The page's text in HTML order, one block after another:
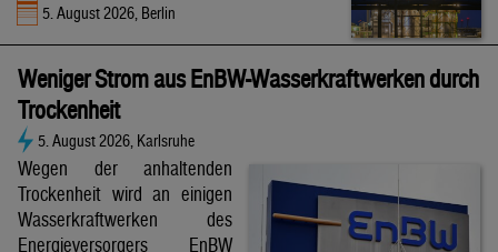
5. August 2026, Berlin
Weniger Strom aus EnBW-Wasserkraftwerken durch
Trockenheit
5. August 2026, Karlsruhe
Wegen der anhaltenden
Trockenheit wird an einigen
Wasserkraftwerken des
Energieversorgers EnBW